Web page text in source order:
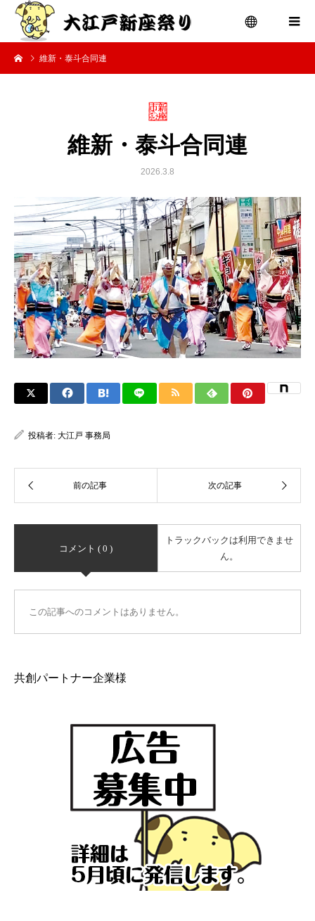
維新・泰斗合同連
維新・泰斗合同連
2026.3.8
投稿者: 大江戸 事務局
コメント ( 0 )
トラックバックは利用できませ
ん。
この記事へのコメントはありません。
共創パートナー企業様